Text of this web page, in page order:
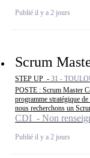
Publié il y a 2 jours
Scrum
STEP UP - 31 -
POSTE : Scrum Master
programme stratégique
nous recherchons un
CDI - Non
Publié il y a 2 jours